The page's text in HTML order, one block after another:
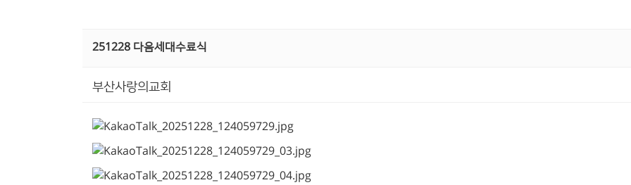
251228 다음세대수료식
부산사랑의교회